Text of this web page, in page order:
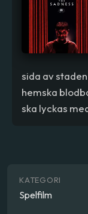
sida av
hemska
ska lyckas
KATEGORI
Spelfilm